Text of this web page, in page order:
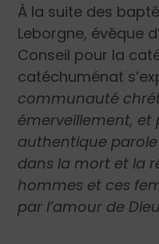
À la suite des
Leborgne, évêque
Conseil pour la
catéchuménat
communauté
émerveillement, et
authentique parole
dans la mort et la
hommes et ces
par l’amour de